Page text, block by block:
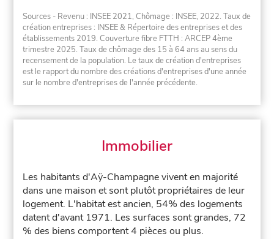
Sources - Revenu : INSEE 2021, Chômage : INSEE, 2022. Taux de
création entreprises : INSEE & Répertoire des entreprises et des
établissements 2019. Couverture fibre FTTH : ARCEP 4ème
trimestre 2025. Taux de chômage des 15 à 64 ans au sens du
recensement de la population. Le taux de création d'entreprises
est le rapport du nombre des créations d'entreprises d'une année
sur le nombre d'entreprises de l'année précédente.
Immobilier
Les habitants d'Aÿ-Champagne vivent en majorité
dans une maison et sont plutôt propriétaires de leur
logement. L'habitat est ancien, 54% des logements
datent d'avant 1971. Les surfaces sont grandes, 72
% des biens comportent 4 pièces ou plus.